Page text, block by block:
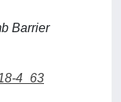
Barrier
4_63